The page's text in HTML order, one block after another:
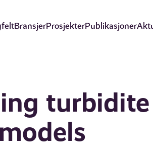
BransjerProsjekterPublikasjoner